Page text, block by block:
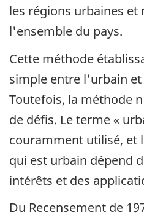
les régions urbaines et
l'ensemble du pays.
Cette méthode
simple entre l'urbain et
Toutefois, la méthode
de défis. Le terme «
couramment utilisé, et
qui est urbain dépend
intérêts et des
Du Recensement de